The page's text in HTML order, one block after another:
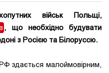
військ Польщі,
, що необхідно будувати
з Росією та Білоруссю.
здається малоймовірним,